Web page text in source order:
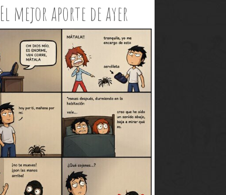
El mejor aporte de ayer